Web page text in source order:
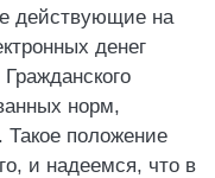
действующие на
денег
норм,
Такое положение
и надеемся, что в